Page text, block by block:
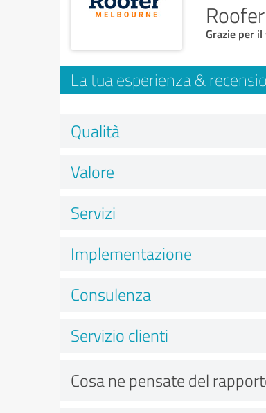
Grazie per
La tua esperienza &
Qualità
Valore
Servizi
Implementazione
Consulenza
Servizio clienti
Cosa ne pensate del